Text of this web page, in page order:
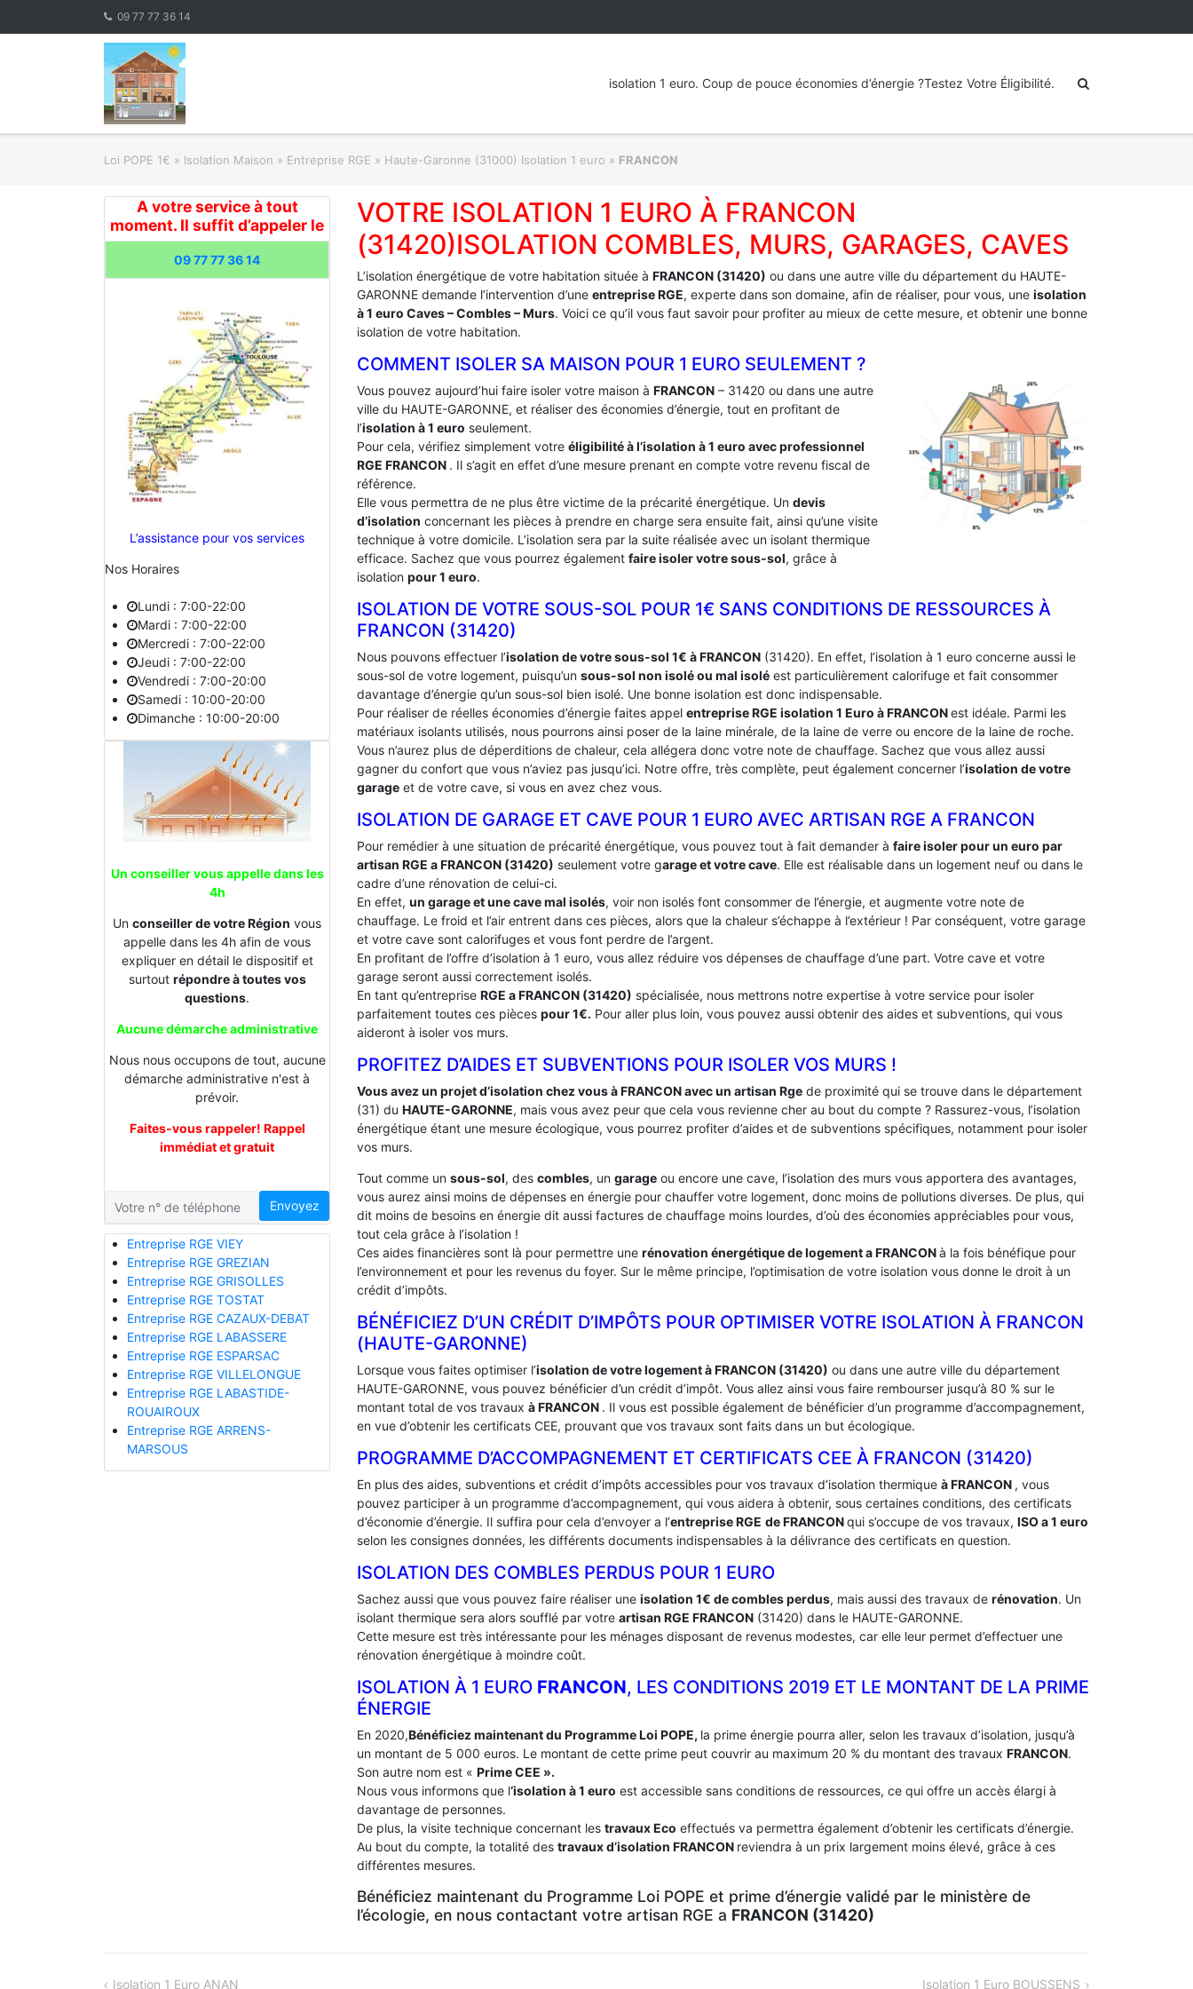
09 77 77 36 14
isolation 1 euro. Coup de pouce économies d’énergie ?Testez Votre Éligibilité.
Loi POPE 1€ » Isolation Maison » Entreprise RGE » Haute-Garonne (31000) Isolation 1 euro » FRANCON
A votre service à tout
moment. Il suffit d’appeler le
09 77 77 36 14
L’assistance pour vos services
Nos Horaires
Lundi : 7:00-22:00
Mardi : 7:00-22:00
Mercredi : 7:00-22:00
Jeudi : 7:00-22:00
Vendredi : 7:00-20:00
Samedi : 10:00-20:00
Dimanche : 10:00-20:00
Un conseiller vous appelle dans les
4h
Un conseiller de votre Région vous
appelle dans les 4h afin de vous
expliquer en détail le dispositif et
surtout répondre à toutes vos
questions.
Aucune démarche administrative
Nous nous occupons de tout, aucune
démarche administrative n'est à
prévoir.
Faites-vous rappeler! Rappel
immédiat et gratuit
Envoyez
Entreprise RGE VIEY
Entreprise RGE GREZIAN
Entreprise RGE GRISOLLES
Entreprise RGE TOSTAT
Entreprise RGE CAZAUX-DEBAT
Entreprise RGE LABASSERE
Entreprise RGE ESPARSAC
Entreprise RGE VILLELONGUE
Entreprise RGE LABASTIDE-
ROUAIROUX
Entreprise RGE ARRENS-
MARSOUS
VOTRE ISOLATION 1 EURO À FRANCON
(31420)ISOLATION COMBLES, MURS, GARAGES, CAVES
L’isolation énergétique de votre habitation située à FRANCON (31420) ou dans une autre ville du département du HAUTE-
GARONNE demande l’intervention d’une entreprise RGE, experte dans son domaine, afin de réaliser, pour vous, une isolation
à 1 euro Caves – Combles – Murs. Voici ce qu’il vous faut savoir pour profiter au mieux de cette mesure, et obtenir une bonne
isolation de votre habitation.
COMMENT ISOLER SA MAISON POUR 1 EURO SEULEMENT ?
Vous pouvez aujourd’hui faire isoler votre maison à FRANCON – 31420 ou dans une autre
ville du HAUTE-GARONNE, et réaliser des économies d’énergie, tout en profitant de
l’isolation à 1 euro seulement.
Pour cela, vérifiez simplement votre éligibilité à l’isolation à 1 euro avec professionnel
RGE FRANCON . Il s’agit en effet d’une mesure prenant en compte votre revenu fiscal de
référence.
Elle vous permettra de ne plus être victime de la précarité énergétique. Un devis
d’isolation concernant les pièces à prendre en charge sera ensuite fait, ainsi qu’une visite
technique à votre domicile. L’isolation sera par la suite réalisée avec un isolant thermique
efficace. Sachez que vous pourrez également faire isoler votre sous-sol, grâce à
isolation pour 1 euro.
ISOLATION DE VOTRE SOUS-SOL POUR 1€ SANS CONDITIONS DE RESSOURCES À
‎FRANCON (31420)
Nous pouvons effectuer l’isolation de votre sous-sol 1€ à FRANCON (31420). En effet, l’isolation à 1 euro concerne aussi le
sous-sol de votre logement, puisqu’un sous-sol non isolé ou mal isolé est particulièrement calorifuge et fait consommer
davantage d’énergie qu’un sous-sol bien isolé. Une bonne isolation est donc indispensable.
Pour réaliser de réelles économies d’énergie faites appel entreprise RGE isolation 1 Euro à FRANCONest idéale. Parmi les
matériaux isolants utilisés, nous pourrons ainsi poser de la laine minérale, de la laine de verre ou encore de la laine de roche.
Vous n’aurez plus de déperditions de chaleur, cela allégera donc votre note de chauffage. Sachez que vous allez aussi
gagner du confort que vous n’aviez pas jusqu’ici. Notre offre, très complète, peut également concerner l’isolation de votre
garage et de votre cave, si vous en avez chez vous.
ISOLATION DE GARAGE ET CAVE POUR 1 EURO AVEC ARTISAN RGE A FRANCON
Pour remédier à une situation de précarité énergétique, vous pouvez tout à fait demander à faire isoler pour un euro par
artisan RGE a FRANCON (31420) seulement votre garage et votre cave. Elle est réalisable dans un logement neuf ou dans le
cadre d’une rénovation de celui-ci.
En effet, un garage et une cave mal isolés, voir non isolés font consommer de l’énergie, et augmente votre note de
chauffage. Le froid et l’air entrent dans ces pièces, alors que la chaleur s’échappe à l’extérieur ! Par conséquent, votre garage
et votre cave sont calorifuges et vous font perdre de l’argent.
En profitant de l’offre d’isolation à 1 euro, vous allez réduire vos dépenses de chauffage d’une part. Votre cave et votre
garage seront aussi correctement isolés.
En tant qu’entreprise RGE a FRANCON (31420) spécialisée, nous mettrons notre expertise à votre service pour isoler
parfaitement toutes ces pièces pour 1€. Pour aller plus loin, vous pouvez aussi obtenir des aides et subventions, qui vous
aideront à isoler vos murs.
PROFITEZ D’AIDES ET SUBVENTIONS POUR ISOLER VOS MURS !
Vous avez un projet d’isolation chez vous à FRANCON avec un artisan Rge de proximité qui se trouve dans le département
(31) du HAUTE-GARONNE, mais vous avez peur que cela vous revienne cher au bout du compte ? Rassurez-vous, l’isolation
énergétique étant une mesure écologique, vous pourrez profiter d’aides et de subventions spécifiques, notamment pour isoler
vos murs.
Tout comme un sous-sol, des combles, un garage ou encore une cave, l’isolation des murs vous apportera des avantages,
vous aurez ainsi moins de dépenses en énergie pour chauffer votre logement, donc moins de pollutions diverses. De plus, qui
dit moins de besoins en énergie dit aussi factures de chauffage moins lourdes, d’où des économies appréciables pour vous,
tout cela grâce à l’isolation !
Ces aides financières sont là pour permettre une rénovation énergétique de logement aFRANCONà la fois bénéfique pour
l’environnement et pour les revenus du foyer. Sur le même principe, l’optimisation de votre isolation vous donne le droit à un
crédit d’impôts.
BÉNÉFICIEZ D’UN CRÉDIT D’IMPÔTS POUR OPTIMISER VOTRE ISOLATION À ‎FRANCON
(HAUTE-GARONNE)
Lorsque vous faites optimiser l’isolation de votre logement à FRANCON (31420) ou dans une autre ville du département
HAUTE-GARONNE, vous pouvez bénéficier d’un crédit d’impôt. Vous allez ainsi vous faire rembourser jusqu’à 80 % sur le
montant total de vos travaux à FRANCON . Il vous est possible également de bénéficier d’un programme d’accompagnement,
en vue d’obtenir les certificats CEE, prouvant que vos travaux sont faits dans un but écologique.
PROGRAMME D’ACCOMPAGNEMENT ET CERTIFICATS CEE À ‎FRANCON (31420)
En plus des aides, subventions et crédit d’impôts accessibles pour vos travaux d’isolation thermique à FRANCON , vous
pouvez participer à un programme d’accompagnement, qui vous aidera à obtenir, sous certaines conditions, des certificats
d’économie d’énergie. Il suffira pour cela d’envoyer a l’entreprise RGE de FRANCONqui s’occupe de vos travaux, ISO a 1 euro
selon les consignes données, les différents documents indispensables à la délivrance des certificats en question.
ISOLATION DES COMBLES PERDUS POUR 1 EURO
Sachez aussi que vous pouvez faire réaliser une isolation 1€ de combles perdus, mais aussi des travaux de rénovation. Un
isolant thermique sera alors soufflé par votre artisan RGE FRANCON (31420) dans le HAUTE-GARONNE.
Cette mesure est très intéressante pour les ménages disposant de revenus modestes, car elle leur permet d’effectuer une
rénovation énergétique à moindre coût.
ISOLATION À 1 EURO FRANCON, LES CONDITIONS 2019 ET LE MONTANT DE LA PRIME
ÉNERGIE
En 2020,Bénéficiez maintenant du Programme Loi POPE, la prime énergie pourra aller, selon les travaux d’isolation, jusqu’à
un montant de 5 000 euros. Le montant de cette prime peut couvrir au maximum 20 % du montant des travaux FRANCON.
Son autre nom est « Prime CEE ».
Nous vous informons que l‘isolation à 1 euro est accessible sans conditions de ressources, ce qui offre un accès élargi à
davantage de personnes.
De plus, la visite technique concernant les travaux Eco effectués va permettra également d’obtenir les certificats d’énergie.
Au bout du compte, la totalité des travaux d’isolation FRANCON reviendra à un prix largement moins élevé, grâce à ces
différentes mesures.
Bénéficiez maintenant du Programme Loi POPE et prime d’énergie validé par le ministère de
l’écologie, en nous contactant votre artisan RGE a FRANCON (31420)
Isolation 1 Euro ANAN Isolation 1 Euro BOUSSENS